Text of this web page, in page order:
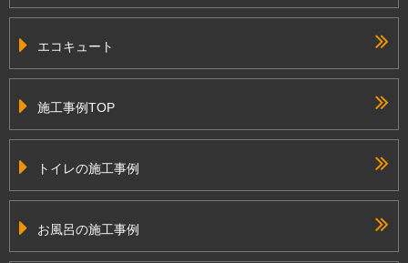
エコキュート
施工事例TOP
トイレの施工事例
お風呂の施工事例